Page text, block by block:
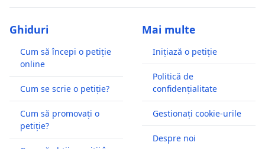
Ghiduri
Cum să începi o petiție
online
Cum se scrie o petiție?
Cum să promovați o
petiție?
Mai multe
Inițiază o petiție
Politică de
confidențialitate
Gestionați cookie-urile
Despre noi